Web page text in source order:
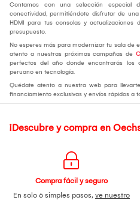
Contamos con una selección especial
conectividad, permitiéndote disfrutar de
HDMI para tus consolas y actualizaciones
presupuesto.
No esperes más para modernizar tu sala de
atento a nuestras próximas campañas de
perfectos del año donde encontrarás los
peruano en tecnología.
Quédate atento a nuestra web para
financiamiento exclusivas y envíos rápidos a
¡Descubre y compra en
Compra fácil y seguro
En solo 6 simples pasos, ve nuestro